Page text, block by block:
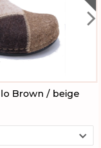
Brown / beige